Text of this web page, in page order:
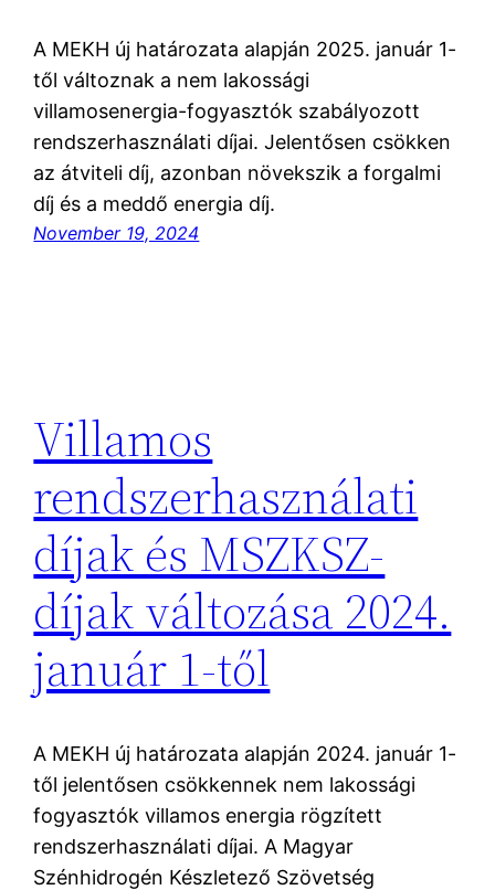
A MEKH új határozata alapján 2025. január 1-
től változnak a nem lakossági
villamosenergia-fogyasztók szabályozott
rendszerhasználati díjai. Jelentősen csökken
az átviteli díj, azonban növekszik a forgalmi
díj és a meddő energia díj.
November 19, 2024
Villamos
rendszerhasználati
díjak és MSZKSZ-
díjak változása 2024.
január 1-től
A MEKH új határozata alapján 2024. január 1-
től jelentősen csökkennek nem lakossági
fogyasztók villamos energia rögzített
rendszerhasználati díjai. A Magyar
Szénhidrogén Készletező Szövetség